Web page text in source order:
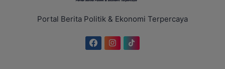
Portal Berita Politik & Ekonomi Terpercaya